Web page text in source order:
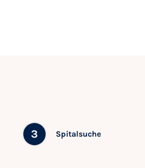
3 Spitalsuche